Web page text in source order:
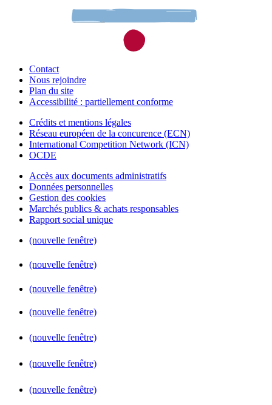
Contact
Nous rejoindre
Plan du site
Accessibilité : partiellement conforme
Crédits et mentions légales
Réseau européen de la concurence (ECN)
International Competition Network (ICN)
OCDE
Accès aux documents administratifs
Données personnelles
Gestion des cookies
Marchés publics & achats responsables
Rapport social unique
(nouvelle fenêtre)
(nouvelle fenêtre)
(nouvelle fenêtre)
(nouvelle fenêtre)
(nouvelle fenêtre)
(nouvelle fenêtre)
(nouvelle fenêtre)